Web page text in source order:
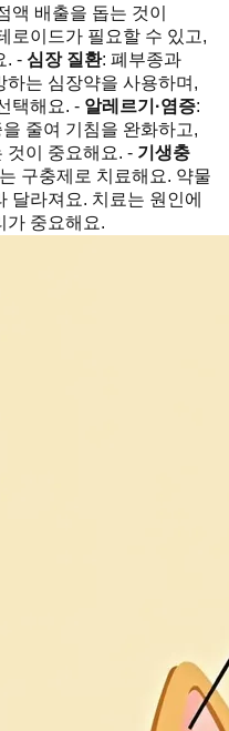
액 배출을 돕는 것이
로이드가 필요할 수 있고,
. - 심장 질환: 폐부종과
하는 심장약을 사용하며,
택해요. - 알레르기·염증:
줄여 기침을 완화하고,
것이 중요해요. - 기생충
구충제로 치료해요. 약물
달라져요. 치료는 원인에
가 중요해요.